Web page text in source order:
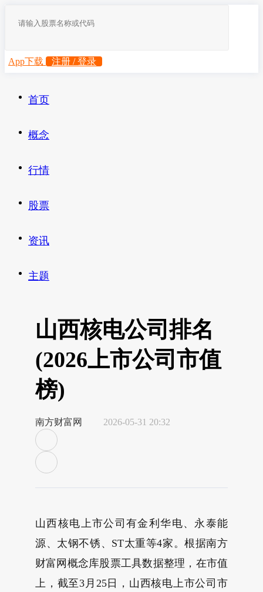
App下载 注册 / 登录
首页
概念
行情
股票
资讯
主题
山西核电公司排名
(2026上市公司市值
榜)
南方财富网 2026-05-31 20:32
山西核电上市公司有金利华电、永泰能
源、太钢不锈、ST太重等4家。根据南方
财富网概念库股票工具数据整理，在市值
上，截至3月25日，山西核电上市公司市